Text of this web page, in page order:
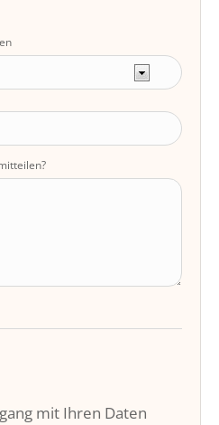
mit Ihren Daten